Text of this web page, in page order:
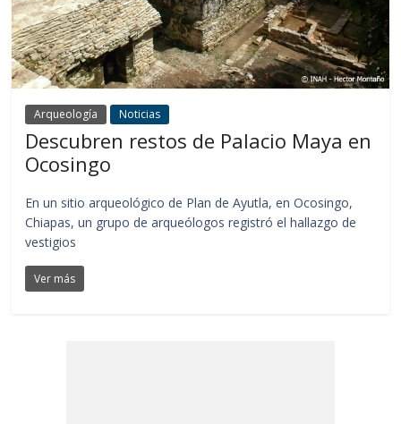
Arqueología Noticias
Descubren restos de Palacio Maya en
Ocosingo
En un sitio arqueológico de Plan de Ayutla, en Ocosingo,
Chiapas, un grupo de arqueólogos registró el hallazgo de
vestigios
Ver más